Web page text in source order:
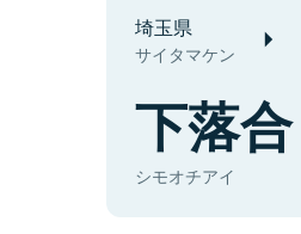
埼玉県
サイタマケン
下落合
シモオチアイ